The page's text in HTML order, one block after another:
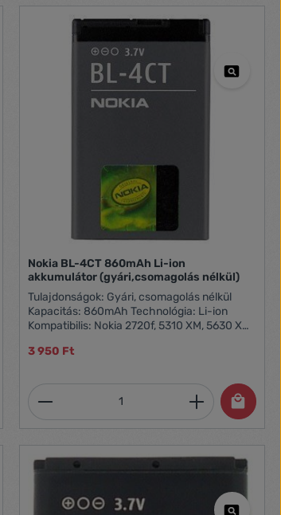
a gombokat a
a kívánt mennyiséget, vagy
Nokia BL-4CT 860mAh Li-ion
akkumulátor (gyári,csomagolás nélkül)
Tulajdonságok: Gyári, csomagolás nélkül
Kapacitás: 860mAh Technológia: Li-ion
Kompatibilis: Nokia 2720f, 5310 XM, 5630 XM,
Supernova, X3
3 950 Ft
Termékmennyiség: Adja